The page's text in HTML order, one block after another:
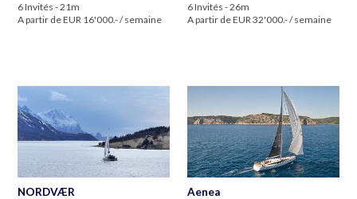
6 Invités - 21m
A partir de EUR 16'000.- / semaine
6 Invités - 26m
A partir de EUR 32'000.- / semaine
NORDVÆR Aenea